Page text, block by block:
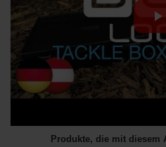
Produkte, die mit diesem